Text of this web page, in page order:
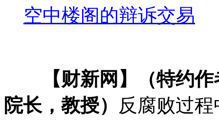
空中楼阁的辩诉交易
【财新网】（特约
院长，教授）
反腐败过